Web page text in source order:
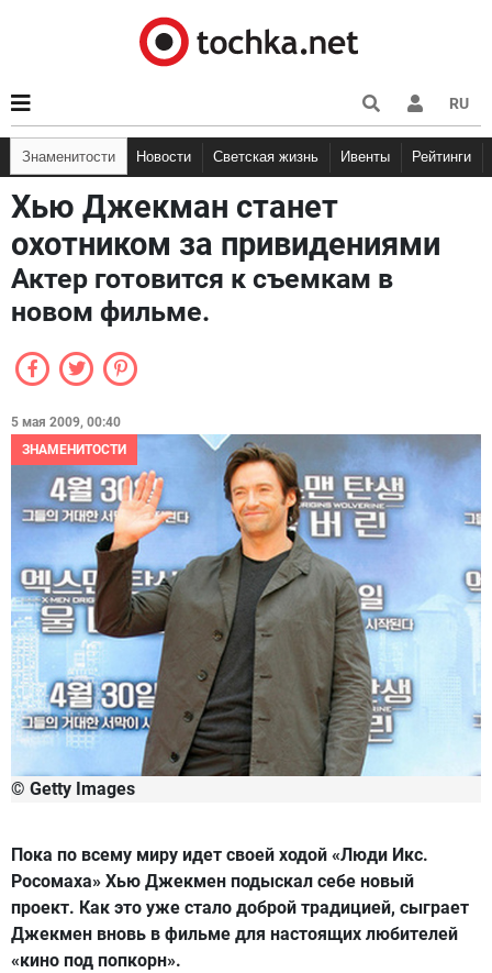
RU
Знаменитости Новости Светская жизнь Ивенты Рейтинги
Хью Джекман станет
охотником за привидениями
Актер готовится к съемкам в
новом фильме.
5 мая 2009, 00:40
ЗНАМЕНИТОСТИ
© Getty Images
Пока по всему миру идет своей ходой «Люди Икс.
Росомаха» Хью Джекмен подыскал себе новый
проект. Как это уже стало доброй традицией, сыграет
Джекмен вновь в фильме для настоящих любителей
«кино под попкорн».